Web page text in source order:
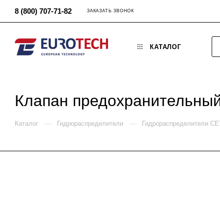
8 (800) 707-71-82 ЗАКАЗАТЬ ЗВОНОК
КАТАЛОГ
Клапан
Каталог — Гидрораспределители — Гидрораспределители